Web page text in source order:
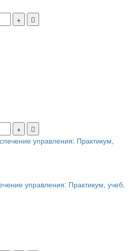
управления: Практикум, учеб.